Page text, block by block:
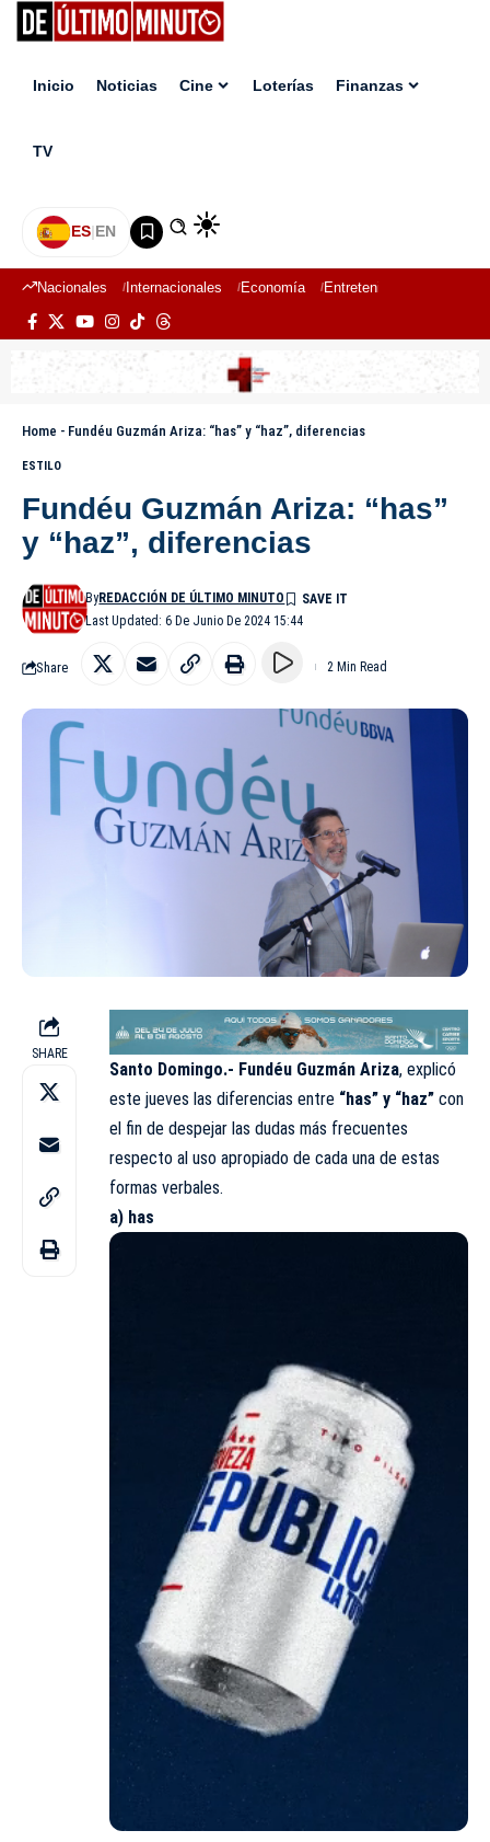
Inicio Noticias Cine Loterías Finanzas
TV
ES|EN
Nacionales Internacionales Economía Entretenimiento
Home - Fundéu Guzmán Ariza: “has” y “haz”, diferencias
ESTILO
Fundéu Guzmán Ariza: “has”
y “haz”, diferencias
Last Updated: 6 De Junio De 2024 15:44
ByREDACCIÓN DE ÚLTIMO MINUTO
Share 2 Min Read
SHARE
Santo Domingo.- Fundéu Guzmán Ariza, explicó
este jueves las diferencias entre “has” y “haz” con
el fin de despejar las dudas más frecuentes
respecto al uso apropiado de cada una de estas
formas verbales.
a) has